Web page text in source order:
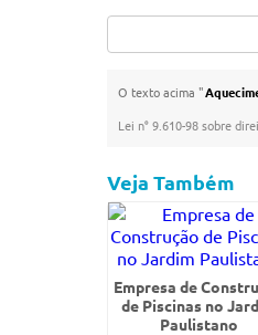
O texto acima "
Lei n° 9.610-98 sobre
Veja Também
Empresa de
de Piscinas no
Paulistano